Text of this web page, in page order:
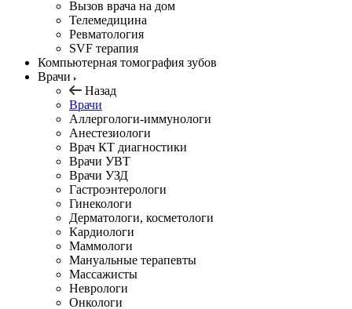
Вызов врача на дом
Телемедицина
Ревматология
SVF терапия
Компьютерная томография зубов
Врачи
Назад
Врачи
Аллергологи-иммунологи
Анестезиологи
Врач КТ диагностики
Врачи УВТ
Врачи УЗД
Гастроэнтерологи
Гинекологи
Дерматологи, косметологи
Кардиологи
Маммологи
Мануальные терапевты
Массажисты
Неврологи
Онкологи